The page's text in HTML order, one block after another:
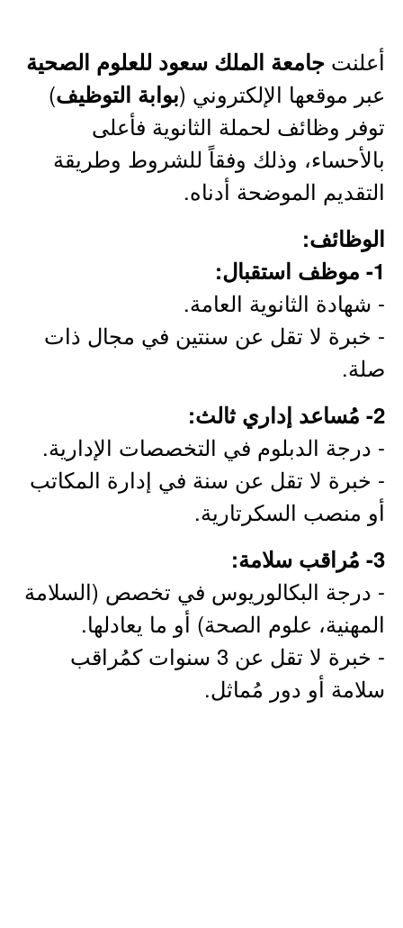
أعلنت جامعة الملك سعود للعلوم الصحية
عبر موقعها الإلكتروني (بوابة التوظيف)
توفر وظائف لحملة الثانوية فأعلى
بالأحساء، وذلك وفقاً للشروط وطريقة
التقديم الموضحة أدناه.
الوظائف:
1- موظف استقبال:
- شهادة الثانوية العامة.
- خبرة لا تقل عن سنتين في مجال ذات
صلة.
2- مُساعد إداري ثالث:
- درجة الدبلوم في التخصصات الإدارية.
- خبرة لا تقل عن سنة في إدارة المكاتب
أو منصب السكرتارية.
3- مُراقب سلامة:
- درجة البكالوريوس في تخصص (السلامة
المهنية، علوم الصحة) أو ما يعادلها.
- خبرة لا تقل عن 3 سنوات كمُراقب
سلامة أو دور مُماثل.